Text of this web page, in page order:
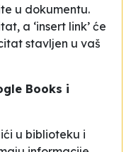
u dokumentu.
a ‘insert link’ će
stavljen u vaš
Books i
u biblioteku i